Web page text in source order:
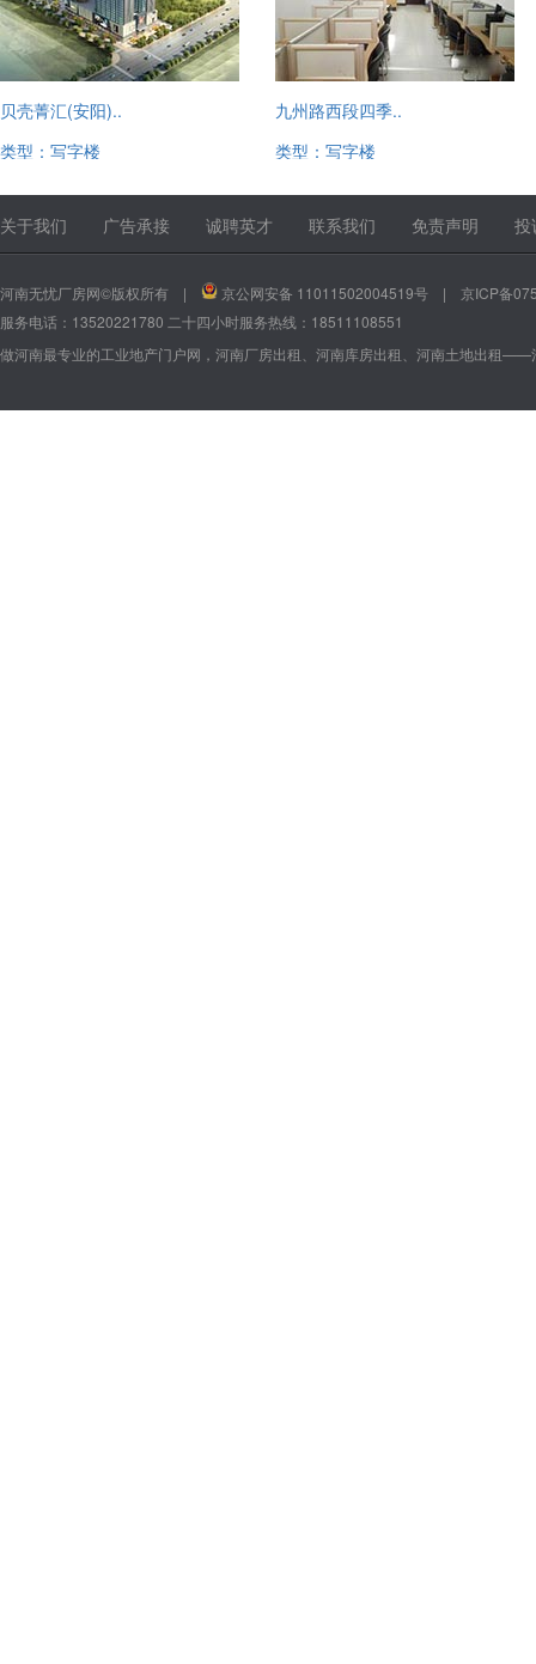
贝壳菁汇(安阳)..
类型：写字楼
13520221780
九州路西段四季..
类型：写字楼
13520221780
关于我们
广告承接 诚聘英才 联系我们 免责声明 投
河南无忧厂房网©版权所有 | 京公网安备 11011502004519号 | 京ICP备
服务电话：13520221780 二十四小时服务热线：18511108551
做河南最专业的工业地产门户网，河南厂房出租、河南库房出租、河南土地出租